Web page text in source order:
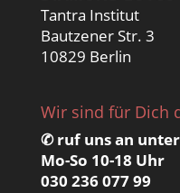
Tantra Institut
Bautzener Str. 3
10829 Berlin
Wir sind für Dich
✆ ruf uns an
Mo-So 10-18 Uhr
030 236 077 99